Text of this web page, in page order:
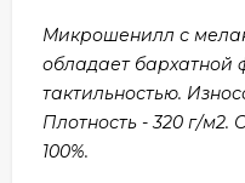
Микрошенилл с
обладает бархатной
тактильностью.
Плотность - 320 г/м2.
100%.